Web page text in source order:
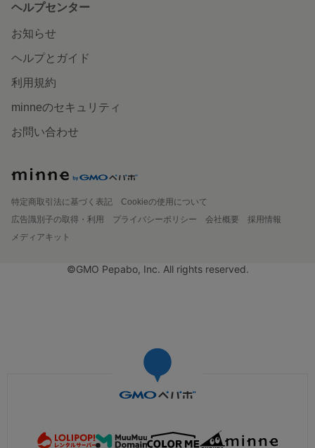
ヘルプセンター
お知らせ
ヘルプとガイド
利用規約
minneのセキュリティ
お問い合わせ
特定商取引法に基づく表記
Cookieの使用について
広告識別子の取得・利用
プライバシーポリシー 会社概要
採用情報
メディアキット
©GMO Pepabo, Inc. All rights reserved.